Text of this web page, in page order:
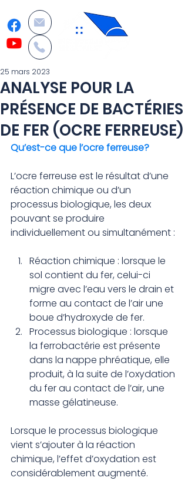
ANALYSE POUR LA
PRÉSENCE DE BACTÉRIES
DE FER (OCRE FERREUSE)
25 mars 2023
Qu’est-ce que l’ocre ferreuse?
L’ocre ferreuse est le résultat d’une
réaction chimique ou d’un
processus biologique, les deux
pouvant se produire
individuellement ou simultanément :
Réaction chimique : lorsque le
sol contient du fer, celui-ci
migre avec l’eau vers le drain et
forme au contact de l’air une
boue d’hydroxyde de fer.
Processus biologique : lorsque
la ferrobactérie est présente
dans la nappe phréatique, elle
produit, à la suite de l’oxydation
du fer au contact de l’air, une
masse gélatineuse.
Lorsque le processus biologique
vient s’ajouter à la réaction
chimique, l’effet d’oxydation est
considérablement augmenté.